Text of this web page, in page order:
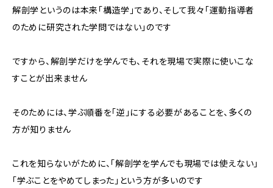
解剖学というのは本来「構造学」であり、そして我々「運動指導者
のために研究された学問ではない」のです
ですから、解剖学だけを学んでも、それを現場で実際に使いこな
すことが出来ません
そのためには、学ぶ順番を「逆」にする必要があることを、多くの
方が知りません
これを知らないがために、「解剖学を学んでも現場では使えない」
「学ぶことをやめてしまった」という方が多いのです